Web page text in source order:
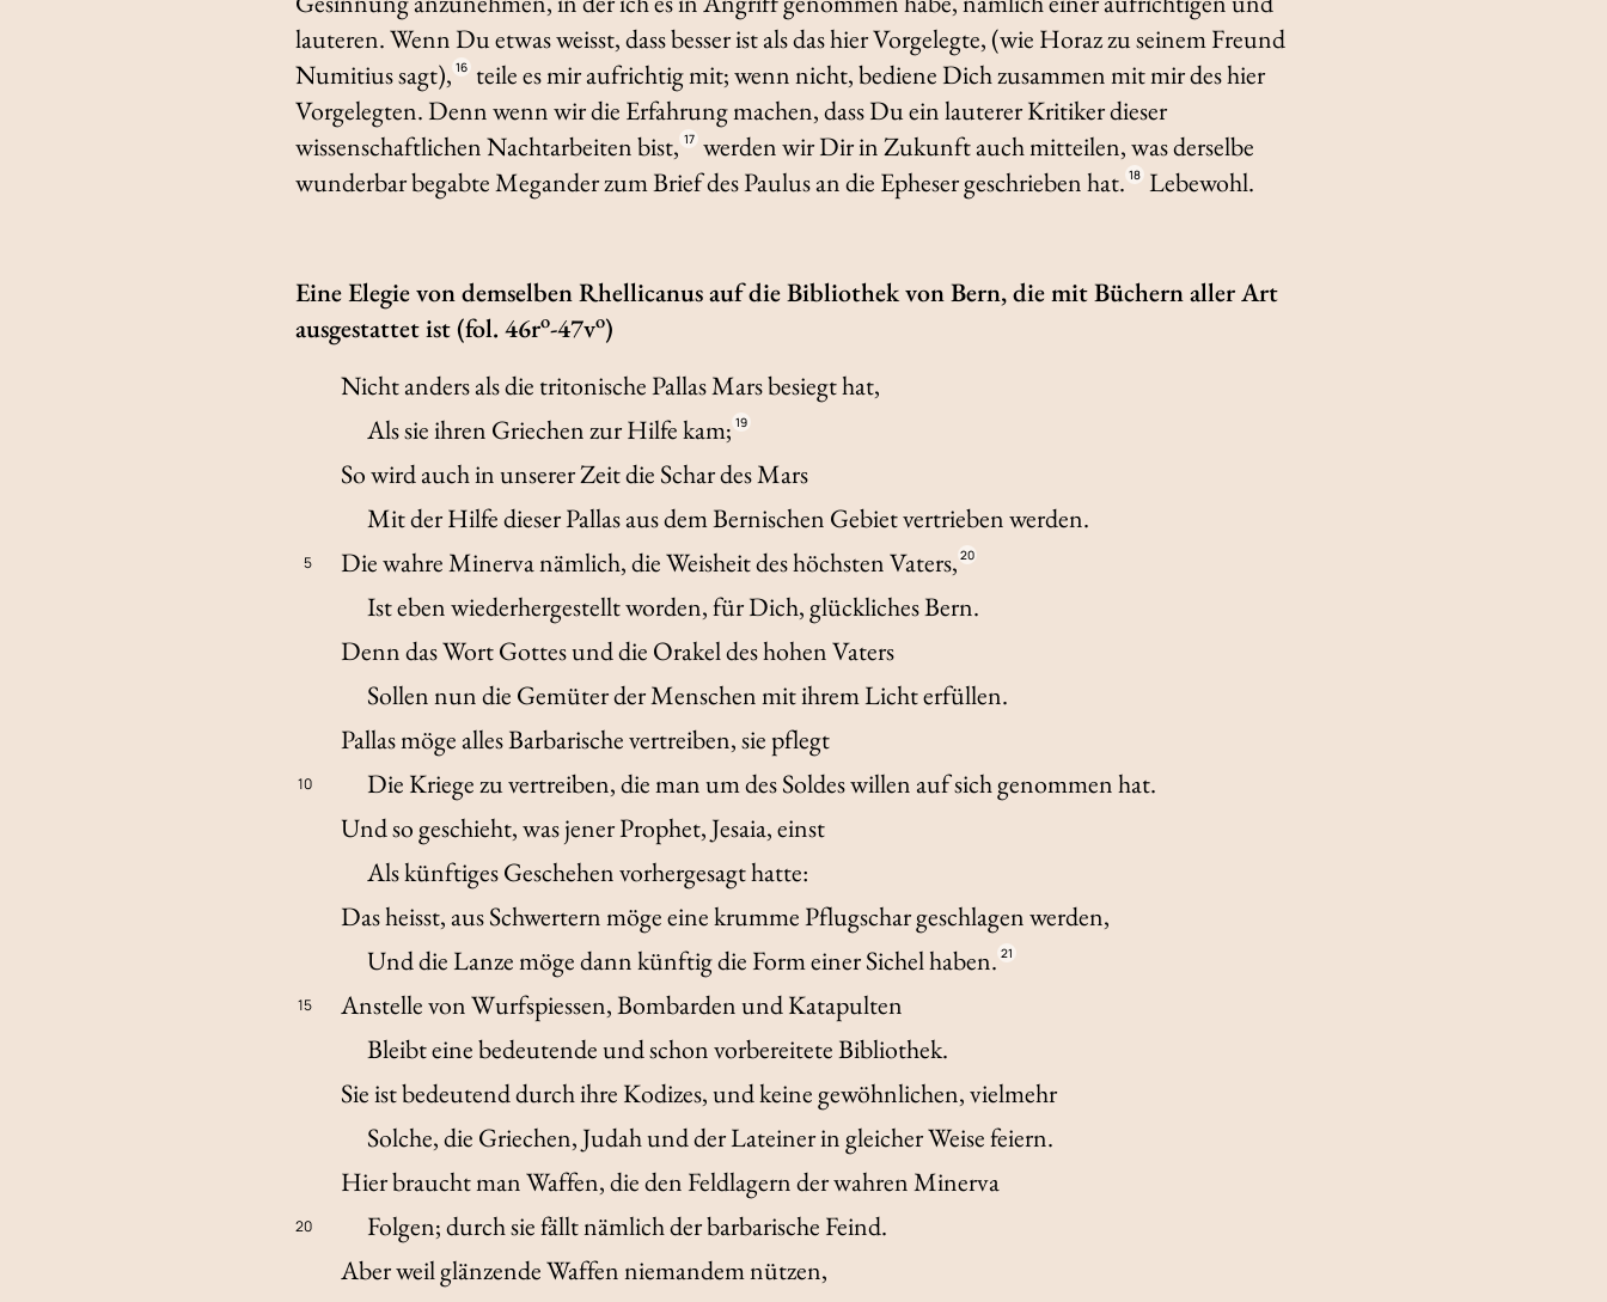
lauteren. Wenn Du etwas weisst, dass besser ist als das hier Vorgelegte, (wie Horaz zu seinem Freund
Numitius sagt), 16 teile es mir aufrichtig mit; wenn nicht, bediene Dich zusammen mit mir des hier
Vorgelegten. Denn wenn wir die Erfahrung machen, dass Du ein lauterer Kritiker dieser
wissenschaftlichen Nachtarbeiten bist, 17 werden wir Dir in Zukunft auch mitteilen, was derselbe
wunderbar begabte Megander zum Brief des Paulus an die Epheser geschrieben hat. 18 Lebewohl.
Eine Elegie von demselben Rhellicanus auf die Bibliothek von Bern, die mit Büchern aller Art
ausgestattet ist (fol. 46ro-47vo)
Nicht anders als die tritonische Pallas Mars besiegt hat,
Als sie ihren Griechen zur Hilfe kam; 19
So wird auch in unserer Zeit die Schar des Mars
Mit der Hilfe dieser Pallas aus dem Bernischen Gebiet vertrieben werden.
5 Die wahre Minerva nämlich, die Weisheit des höchsten Vaters, 20
Ist eben wiederhergestellt worden, für Dich, glückliches Bern.
Denn das Wort Gottes und die Orakel des hohen Vaters
Sollen nun die Gemüter der Menschen mit ihrem Licht erfüllen.
Pallas möge alles Barbarische vertreiben, sie pflegt
10
Die Kriege zu vertreiben, die man um des Soldes willen auf sich genommen hat.
Und so geschieht, was jener Prophet, Jesaia, einst
Als künftiges Geschehen vorhergesagt hatte:
Das heisst, aus Schwertern möge eine krumme Pflugschar geschlagen werden,
Und die Lanze möge dann künftig die Form einer Sichel haben. 21
15
Anstelle von Wurfspiessen, Bombarden und Katapulten
Bleibt eine bedeutende und schon vorbereitete Bibliothek.
Sie ist bedeutend durch ihre Kodizes, und keine gewöhnlichen, vielmehr
Solche, die Griechen, Judah und der Lateiner in gleicher Weise feiern.
Hier braucht man Waffen, die den Feldlagern der wahren Minerva
20
Folgen; durch sie fällt nämlich der barbarische Feind.
Aber weil glänzende Waffen niemandem nützen,